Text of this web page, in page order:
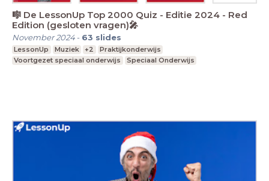
🎼 De LessonUp Top 2000 Quiz - Editie 2024 - Red
Edition (gesloten vragen)🎤
November 2024- 63 slides
LessonUp Muziek +2
Praktijkonderwijs
Voortgezet speciaal onderwijs
Speciaal Onderwijs